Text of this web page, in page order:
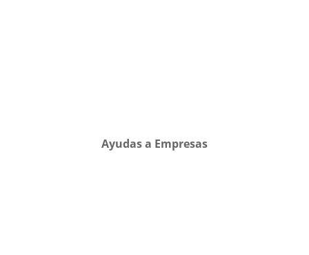
Ayudas a Empresas